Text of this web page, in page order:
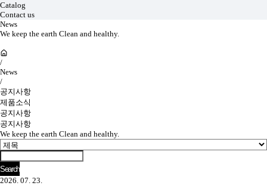
Catalog
Contact us
News
We keep the earth Clean and healthy.
/
News
/
공지사항
제품소식
공지사항
공지사항
We keep the earth Clean and healthy.
2026. 07. 23.